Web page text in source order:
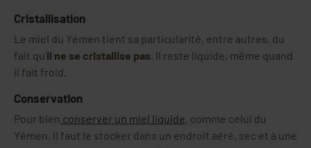
Cristallisation
Le miel du Yémen tient sa particularité, entre autres, du
fait qu'il ne se cristallise pas. Il reste liquide, même quand
il fait froid.
Conservation
Pour bien conserver un miel liquide, comme celui du
Yémen, il faut le stocker dans un endroit aéré, sec et à une